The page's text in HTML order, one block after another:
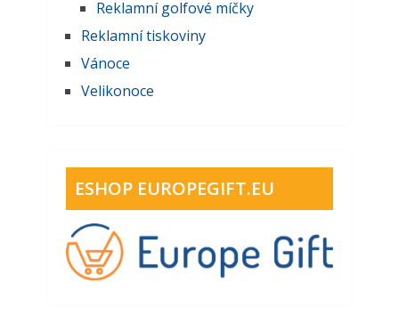
Reklamní golfové míčky
Reklamní tiskoviny
Vánoce
Velikonoce
ESHOP EUROPEGIFT.EU